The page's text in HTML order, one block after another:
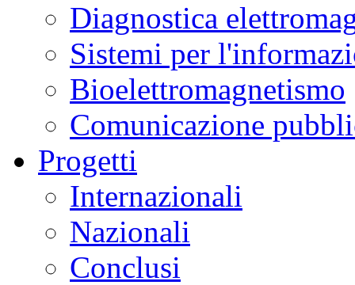
Diagnostica
Sistemi per
Bioelettromagnetismo
Comunicazione
Progetti
Internazionali
Nazionali
Conclusi